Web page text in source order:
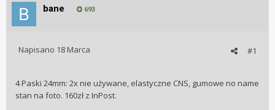
bane 693
#1
Napisano 18 Marca
4 Paski 24mm: 2x nie używane, elastyczne CNS, gumowe no name
stan na foto. 160zł z InPost.